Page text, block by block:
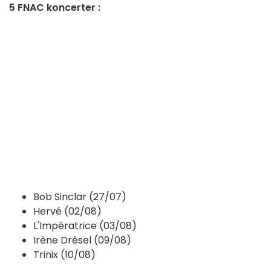
5 FNAC koncerter :
Bob Sinclar (27/07)
Hervé (02/08)
L'Impératrice (03/08)
Irène Drésel (09/08)
Trinix (10/08)